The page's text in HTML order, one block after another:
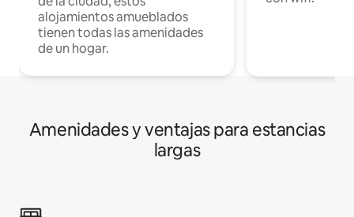
alojamientos amueblados
tienen todas las amenidades
de un hogar.
Amenidades y ventajas para estancias
largas